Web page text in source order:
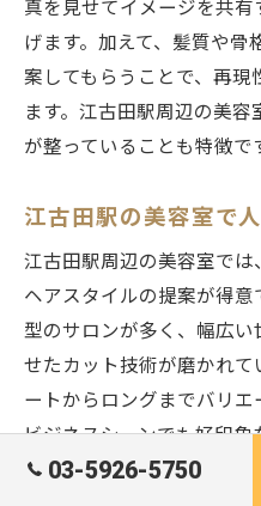
真を見せてイメージを共
げます。加えて、髪質や骨
案してもらうことで、再現
ます。江古田駅周辺の美
が整っていることも特徴で
江古田駅の美容室で
江古田駅周辺の美容室で
ヘアスタイルの提案が得
型のサロンが多く、幅広い
せたカット技術が磨かれ
ートからロングまでバリエ
ビジネスシーンでも好印
す。実際に、スタイリスト
03-5926-5750